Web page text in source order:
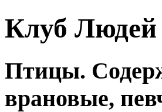
Клуб
Птицы.
врановые,